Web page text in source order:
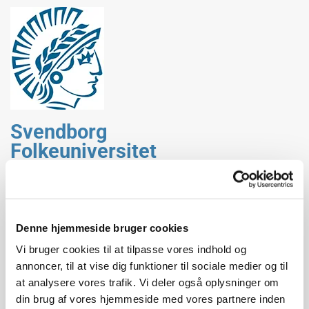
Denne hjemmeside bruger cookies
Vi bruger cookies til at tilpasse vores indhold og
annoncer, til at vise dig funktioner til sociale medier og til
at analysere vores trafik. Vi deler også oplysninger om
din brug af vores hjemmeside med vores partnere inden
Svendborg
Folkeuniversitet
Den spanske syge
Torsdag d. 10. november 2022 kl. 19.00 – 21.30
Sted:Skallen, Møllergade 99, Svendborg.